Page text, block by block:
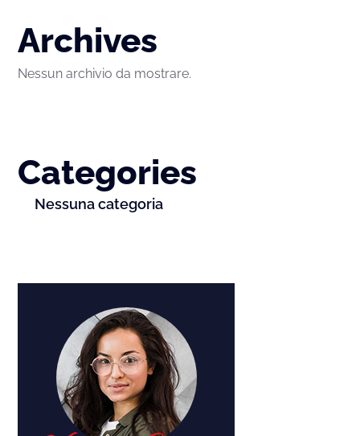
Archives
Nessun archivio da mostrare.
Categories
Nessuna categoria